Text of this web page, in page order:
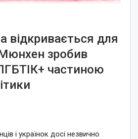
відкривається для
зробив
частиною
і українок досі незвично